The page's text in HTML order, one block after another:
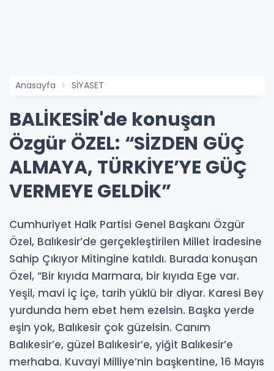
Anasayfa SİYASET
BALİKESİR'de konuşan
Özgür ÖZEL: “SİZDEN GÜÇ
ALMAYA, TÜRKİYE’YE GÜÇ
VERMEYE GELDİK”
Cumhuriyet Halk Partisi Genel Başkanı Özgür
Özel, Balıkesir’de gerçekleştirilen Millet İradesine
Sahip Çıkıyor Mitingine katıldı. Burada konuşan
Özel, “Bir kıyıda Marmara, bir kıyıda Ege var.
Yeşil, mavi iç içe, tarih yüklü bir diyar. Karesi Bey
yurdunda hem ebet hem ezelsin. Başka yerde
eşin yok, Balıkesir çok güzelsin. Canım
Balıkesir’e, güzel Balıkesir’e, yiğit Balıkesir’e
merhaba. Kuvayi Milliye’nin başkentine, 16 Mayıs